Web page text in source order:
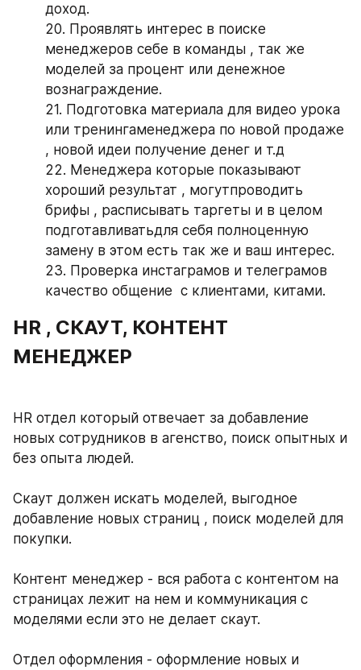
доход.
20. Проявлять интерес в поиске
менеджеров себе в команды , так же
моделей за процент или денежное
вознаграждение.
21. Подготовка материала для видео урока
или тренингаменеджера по новой продаже
, новой идеи получение денег и т.д
22. Менеджера которые показывают
хороший результат , могутпроводить
брифы , расписывать таргеты и в целом
подготавливатьдля себя полноценную
замену в этом есть так же и ваш интерес.
23. Проверка инстаграмов и телеграмов
качество общение  с клиентами, китами.
HR , СКАУТ, КОНТЕНТ
МЕНЕДЖЕР
HR отдел который отвечает за добавление
новых сотрудников в агенство, поиск опытных и
без опыта людей.
Скаут должен искать моделей, выгодное
добавление новых страниц , поиск моделей для
покупки.
Контент менеджер - вся работа с контентом на
страницах лежит на нем и коммуникация с
моделями если это не делает скаут.
Отдел оформления - оформление новых и